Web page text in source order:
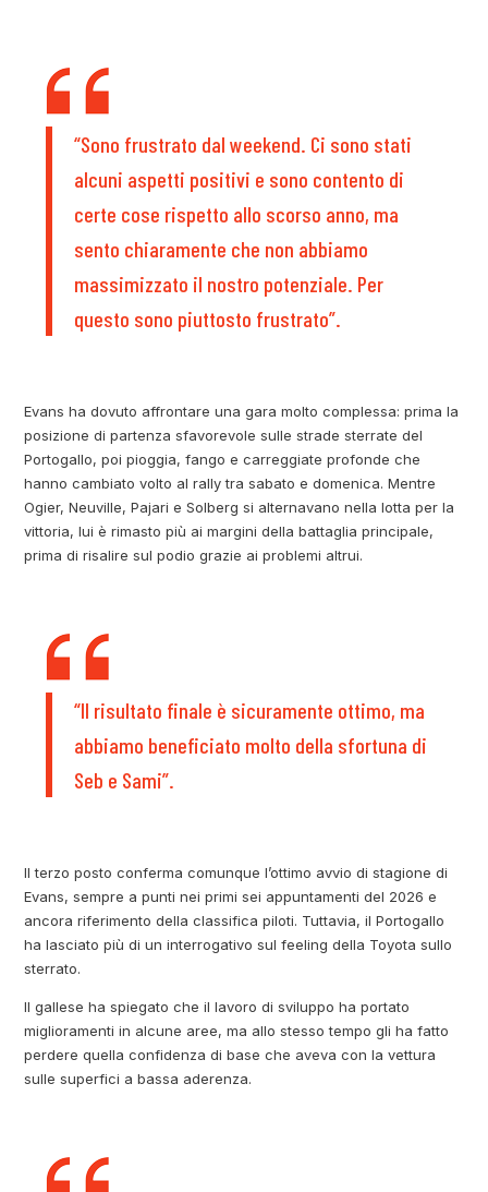
“Sono frustrato dal weekend. Ci sono stati
alcuni aspetti positivi e sono contento di
certe cose rispetto allo scorso anno, ma
sento chiaramente che non abbiamo
massimizzato il nostro potenziale. Per
questo sono piuttosto frustrato”.
Evans ha dovuto affrontare una gara molto complessa: prima la
posizione di partenza sfavorevole sulle strade sterrate del
Portogallo, poi pioggia, fango e carreggiate profonde che
hanno cambiato volto al rally tra sabato e domenica. Mentre
Ogier, Neuville, Pajari e Solberg si alternavano nella lotta per la
vittoria, lui è rimasto più ai margini della battaglia principale,
prima di risalire sul podio grazie ai problemi altrui.
“Il risultato finale è sicuramente ottimo, ma
abbiamo beneficiato molto della sfortuna di
Seb e Sami”.
Il terzo posto conferma comunque l’ottimo avvio di stagione di
Evans, sempre a punti nei primi sei appuntamenti del 2026 e
ancora riferimento della classifica piloti. Tuttavia, il Portogallo
ha lasciato più di un interrogativo sul feeling della Toyota sullo
sterrato.
Il gallese ha spiegato che il lavoro di sviluppo ha portato
miglioramenti in alcune aree, ma allo stesso tempo gli ha fatto
perdere quella confidenza di base che aveva con la vettura
sulle superfici a bassa aderenza.